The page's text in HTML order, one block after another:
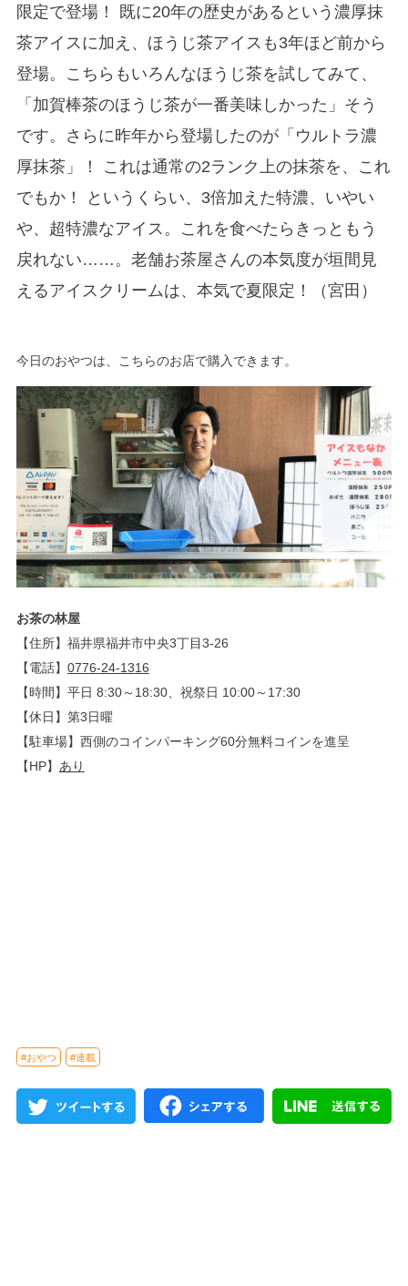
限定で登場！ 既に20年の歴史があるという濃厚抹
茶アイスに加え、ほうじ茶アイスも3年ほど前から
登場。こちらもいろんなほうじ茶を試してみて、
「加賀棒茶のほうじ茶が一番美味しかった」そう
です。さらに昨年から登場したのが「ウルトラ濃
厚抹茶」！ これは通常の2ランク上の抹茶を、これ
でもか！ というくらい、3倍加えた特濃、いやい
や、超特濃なアイス。これを食べたらきっともう
戻れない……。老舗お茶屋さんの本気度が垣間見
えるアイスクリームは、本気で夏限定！（宮田）
今日のおやつは、こちらのお店で購入できます。
お茶の林屋
【住所】福井県福井市中央3丁目3-26
【電話】 0776-24-1316
【時間】平日 8:30～18:30、祝祭日 10:00～17:30
【休日】第3日曜
【駐車場】西側のコインパーキング60分無料コインを進呈
【HP】 あり
#おやつ #連載